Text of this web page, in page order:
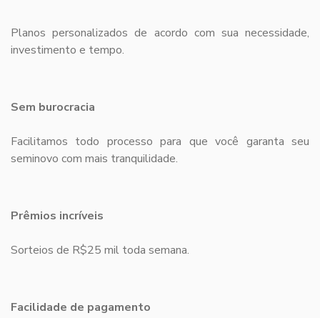
Planos personalizados de acordo com sua necessidade,
investimento e tempo.
Sem burocracia
Facilitamos todo processo para que você garanta seu
seminovo com mais tranquilidade.
Prêmios incríveis
Sorteios de R$25 mil toda semana.
Facilidade de pagamento